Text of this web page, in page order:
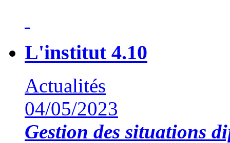
L'institut 4.10
Actualités
04/05/2023
Gestion des situations